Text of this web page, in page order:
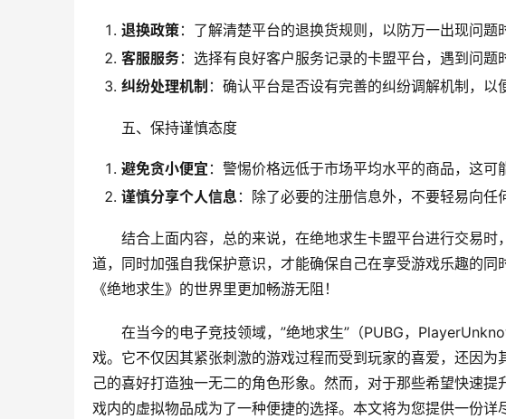
退换政策：了解清楚平台的退换货规则，以防万一出现问题
客服服务：选择有良好客户服务记录的卡盟平台，遇到问题
纠纷处理机制 ：确认平台是否设有完善的纠纷调解机制，以
五、保持谨慎态度
避免贪小便宜 ：警惕价格远低于市场平均水平的商品，这可
谨慎分享个人信息：除了必要的注册信息外，不要轻易向任
结合上面内容，总的来说，在绝地求生卡盟平台进行交易
道，同时加强自我保护意识，才能确保自己在享受游戏乐趣的
《绝地求生》的世界里更加畅游无阻！
在当今的电子竞技领域，”绝地求生”（PUBG，
戏。它不仅因其紧张刺激的游戏过程而受到玩家的喜爱，还因
己的喜好打造独一无二的角色形象。然而，对于那些希望快速
戏内的虚拟物品成为了一种便捷的选择。本文将为您提供一份